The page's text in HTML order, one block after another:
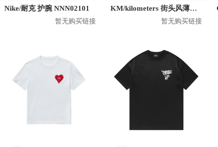
Nike/耐克 护腕 NNN02101
暂无购买链接
KM/kilometers 街头风薄款印花短袖T恤 男女同款 M2X2108248
暂无购买链接